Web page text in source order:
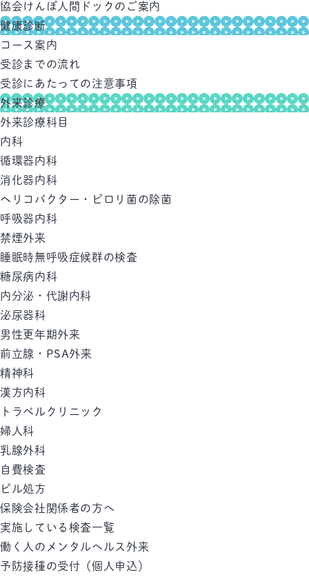
協会けんぽ人間ドックのご案内
健康診断
コース案内
受診までの流れ
受診にあたっての注意事項
外来診療
外来診療科目
内科
循環器内科
消化器内科
ヘリコバクター・ピロリ菌の除菌
呼吸器内科
禁煙外来
睡眠時無呼吸症候群の検査
糖尿病内科
内分泌・代謝内科
泌尿器科
男性更年期外来
前立腺・PSA外来
精神科
漢方内科
トラベルクリニック
婦人科
乳腺外科
自費検査
ピル処方
保険会社関係者の方へ
実施している検査一覧
働く人のメンタルへルス外来
予防接種の受付（個人申込）